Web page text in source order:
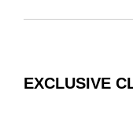
EXCLUSIVE